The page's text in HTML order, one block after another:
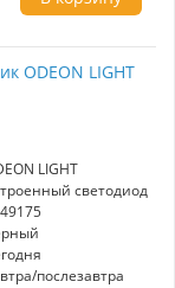
ODEON LIGHT
LIGHT
светодиод
послезавтра